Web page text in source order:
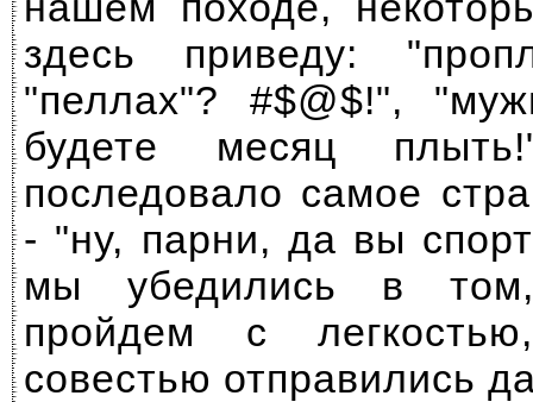
здесь приведу:
"пеллах"? #$@$!",
будете месяц
последовало самое
- "ну, парни, да вы
мы убедились в
пройдем с
совестью отправились